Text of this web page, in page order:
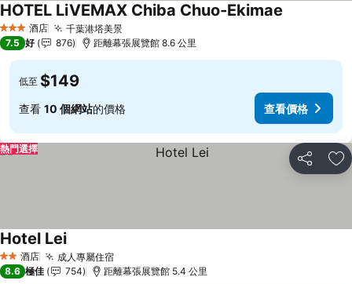
3 星級 酒店 千葉港塔美景
HOTEL LiVEMAX Chiba Chuo-Ekimae
7.5 好 876 距離幕張展覽館 8.6 公里
低至 $149
查看 10 個網站的價格 查看價格
分享 放
熱門選擇
2 星級酒店 成人專屬住宿
Hotel Lei
8.6 極佳 754 距離幕張展覽館 5.4 公里